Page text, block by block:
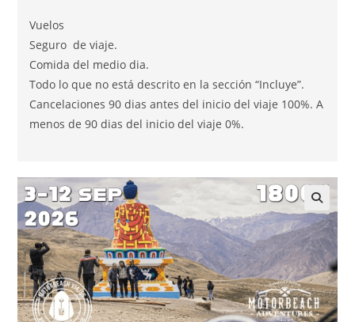
Vuelos
Seguro de viaje.
Comida del medio dia.
Todo lo que no está descrito en la sección “Incluye”.
Cancelaciones 90 dias antes del inicio del viaje 100%. A
menos de 90 dias del inicio del viaje 0%.